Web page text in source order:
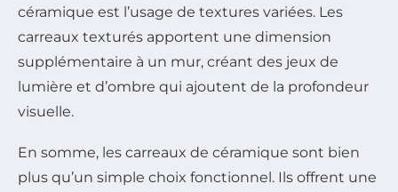
céramique est l’usage de textures variées. Les
carreaux texturés apportent une dimension
supplémentaire à un mur, créant des jeux de
lumière et d’ombre qui ajoutent de la profondeur
visuelle.
En somme, les carreaux de céramique sont bien
plus qu’un simple choix fonctionnel. Ils offrent une